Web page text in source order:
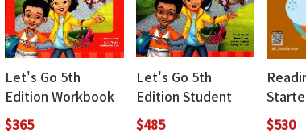
Let's Go 5th
Edition Workbook
1 (with Online
$365
Let's Go 5th
Edition Student
Book 1
$485
Book
$530